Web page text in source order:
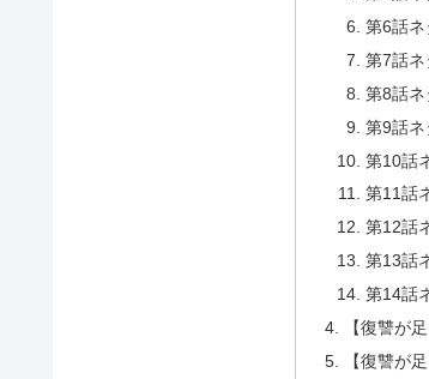
第6話ネ
第7話ネ
第8話ネ
第9話ネ
第10話
第11話
第12話
第13話
第14話
【復讐が
【復讐が